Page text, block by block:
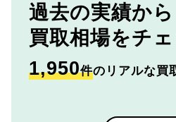
過去の実績から
買取相場をチ
1,950件のリアルな買